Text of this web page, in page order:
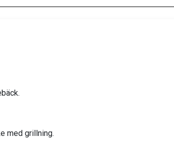
med grillning.